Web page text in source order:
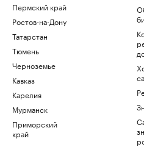
Пермский край
Ростов-на-Дону
Татарстан
Тюмень
Черноземье
Кавказ
Карелия
Мурманск
Приморский
край